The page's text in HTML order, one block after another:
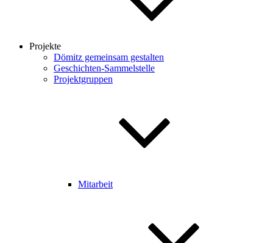
Projekte
Dömitz gemeinsam gestalten
Geschichten-Sammelstelle
Projektgruppen
Mitarbeit